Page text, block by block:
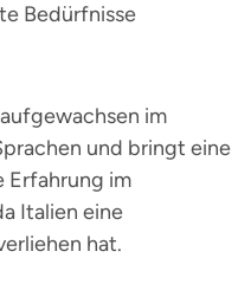
Bedürfnisse
im
und bringt eine
Erfahrung im
Italien eine
hat.